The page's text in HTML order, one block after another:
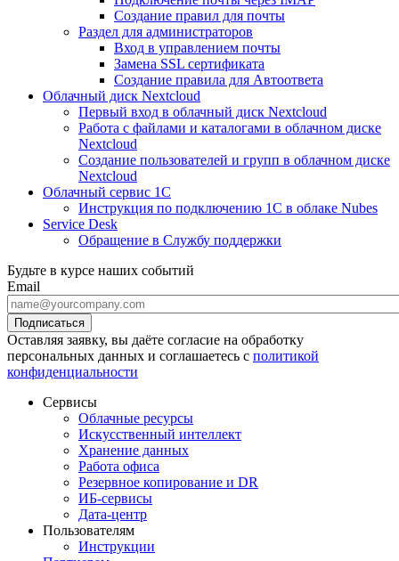
Создание правил для почты
Раздел для администраторов
Вход в управлением почты
Замена SSL сертификата
Создание правила для Автоответа
Облачный диск Nextcloud
Первый вход в облачный диск Nextcloud
Работа с файлами и каталогами в облачном диске
Nextcloud
Создание пользователей и групп в облачном диске
Nextcloud
Облачный сервис 1С
Инструкция по подключению 1С в облаке Nubes
Service Desk
Обращение в Службу поддержки
Будьте в курсе наших событий
Email
Оставляя заявку, вы даёте согласие на обработку
персональных данных и соглашаетесь с политикой
конфиденциальности
Сервисы
Облачные ресурсы
Искусственный интеллект
Хранение данных
Работа офиса
Резервное копирование и DR
ИБ-сервисы
Дата-центр
Пользователям
Инструкции